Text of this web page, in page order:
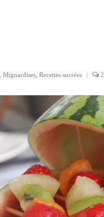
Mignardises Recettes sucrées